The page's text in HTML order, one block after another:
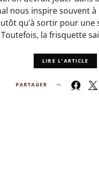
nous inspire souvent
qu’à sortir pour une
Toutefois, la frisquette
LIRE L'ARTICLE
PARTAGER